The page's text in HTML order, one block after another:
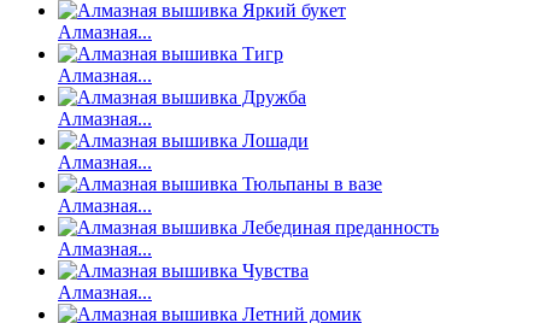
Алмазная...
Алмазная...
Алмазная...
Алмазная...
Алмазная...
Алмазная...
Алмазная...